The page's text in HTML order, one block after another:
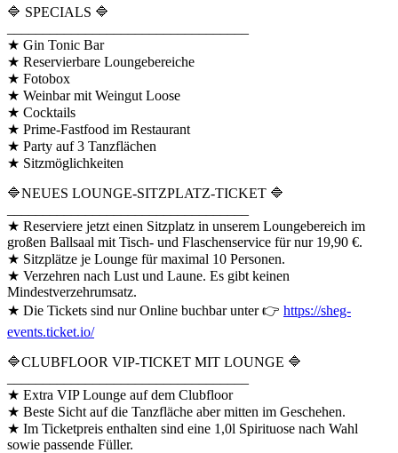
🔷 SPECIALS 🔷
★ Gin Tonic Bar
★ Reservierbare Loungebereiche
★ Fotobox
★ Weinbar mit Weingut Loose
★ Cocktails
★ Prime-Fastfood im Restaurant
★ Party auf 3 Tanzflächen
★ Sitzmöglichkeiten
🔷NEUES LOUNGE-SITZPLATZ-TICKET 🔷
★ Reserviere jetzt einen Sitzplatz in unserem Loungebereich im
großen Ballsaal mit Tisch- und Flaschenservice für nur 19,90 €.
★ Sitzplätze je Lounge für maximal 10 Personen.
★ Verzehren nach Lust und Laune. Es gibt keinen
Mindestverzehrumsatz.
★ Die Tickets sind nur Online buchbar unter 👉 https://sheg-
events.ticket.io/
🔷CLUBFLOOR VIP-TICKET MIT LOUNGE 🔷
★ Extra VIP Lounge auf dem Clubfloor
★ Beste Sicht auf die Tanzfläche aber mitten im Geschehen.
★ Im Ticketpreis enthalten sind eine 1,0l Spirituose nach Wahl
sowie passende Füller.